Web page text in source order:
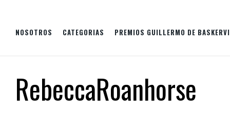
NOSOTROS CATEGORIAS PREMIOS GUILLERMO DE
RebeccaRoanhorse